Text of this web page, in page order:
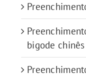
bigode chinês